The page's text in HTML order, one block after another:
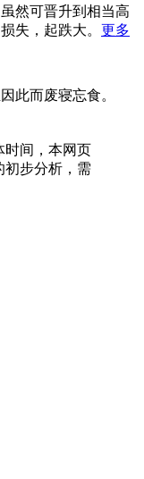
然可晋升到相当高
失，起跌大。 更多
此而废寝忘食。
时间，本网页
初步分析，需